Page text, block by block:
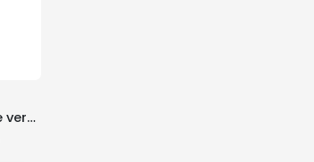
Anello argento tre pietre verde